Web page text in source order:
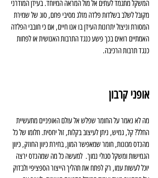
המשקל מתגמד לעתים אל מול המראה המיוחד. בעידן המודרני
מקובל לשלב בשלדות פלדה מזלג מסיבי פחם, סוג של שמירת
המסורת וניצול יתרונות העידן בו אנו חיים, אם כי חובבי הפלדה
האמתיים רואים בכך פשע כנגד התרבות האנושית או לפחות
כנגד תרבות הרכיבה.
אופני קרבון
מה לא נאמר על החומר שפלש אל עולם האופניים מתעשיית
החלל? קל, גמיש, ניתן לעיצוב בקלות, זול יחסית. חלומו של כל
מהנדס מכונות, חומר שמאפשר המון, בחירת כיוון החוזק, כיוון
הגמישות ומשקל סגולי נמוך.  למעשה כל מה שמהנדס ירצה
יוכל לעשות עמו, רק לפתח את תהליך הייצור הספציפי ולבדוק